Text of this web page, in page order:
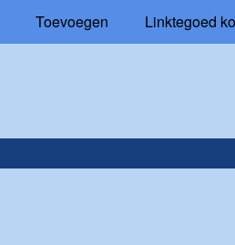
Toevoegen Linktegoed